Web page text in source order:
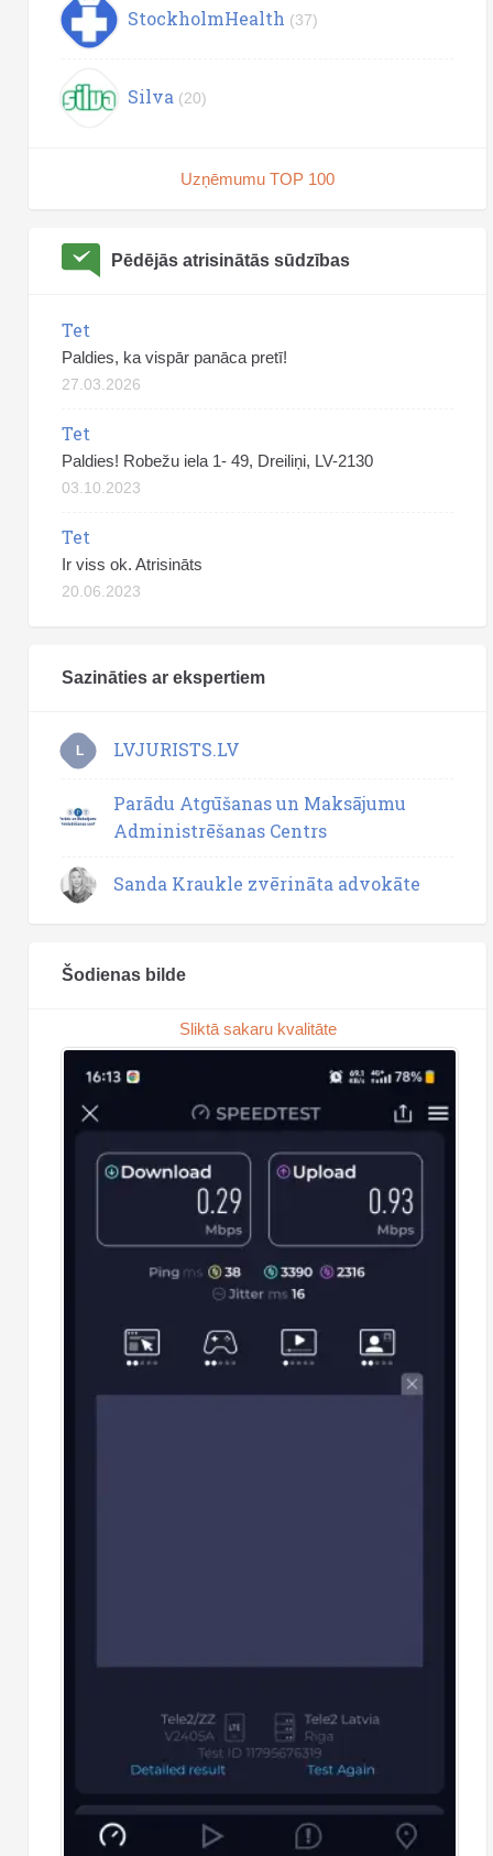
StockholmHealth (37)
Silva (20)
Uzņēmumu TOP 100
Pēdējās atrisinātās sūdzības
Tet
Paldies, ka vispār panāca pretī!
27.03.2026
Tet
Paldies! Robežu iela 1- 49, Dreiliņi, LV-2130
03.10.2023
Tet
Ir viss ok. Atrisināts
20.06.2023
Sazināties ar ekspertiem
L LVJURISTS.LV
Parādu Atgūšanas un Maksājumu
Administrēšanas Centrs
Sanda Kraukle zvērināta advokāte
Šodienas bilde
Sliktā sakaru kvalitāte